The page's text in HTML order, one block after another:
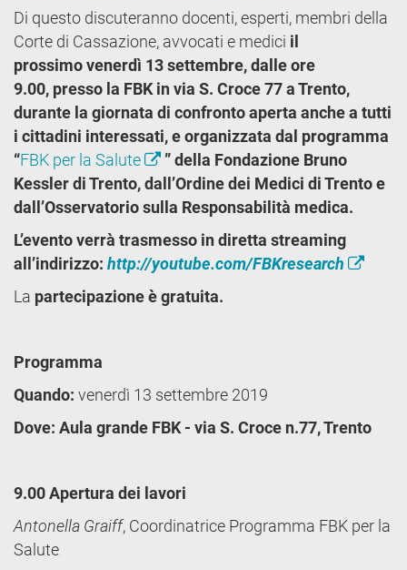
Di questo discuteranno docenti, esperti, membri della
Corte di Cassazione, avvocati e medici il
prossimo venerdì 13 settembre, dalle ore
9.00, presso la FBK in via S. Croce 77 a Trento,
durante la giornata di confronto aperta anche a tutti
i cittadini interessati, e organizzata dal programma
“FBK per la Salute
” della Fondazione Bruno
Kessler di Trento, dall’Ordine dei Medici di Trento e
dall’Osservatorio sulla Responsabilità medica.
L’evento verrà trasmesso in diretta streaming
all’indirizzo: http://youtube.com/FBKresearch
La partecipazione è gratuita.
Programma
Quando: venerdì 13 settembre 2019
Dove: Aula grande FBK - via S. Croce n.77, Trento
9.00 Apertura dei lavori
Antonella Graiff, Coordinatrice Programma FBK per la
Salute